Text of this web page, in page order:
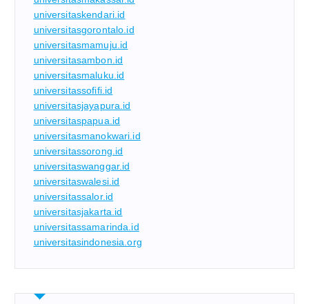
universitaskendari.id
universitasgorontalo.id
universitasmamuju.id
universitasambon.id
universitasmaluku.id
universitassofifi.id
universitasjayapura.id
universitaspapua.id
universitasmanokwari.id
universitassorong.id
universitaswanggar.id
universitaswalesi.id
universitassalor.id
universitasjakarta.id
universitassamarinda.id
universitasindonesia.org